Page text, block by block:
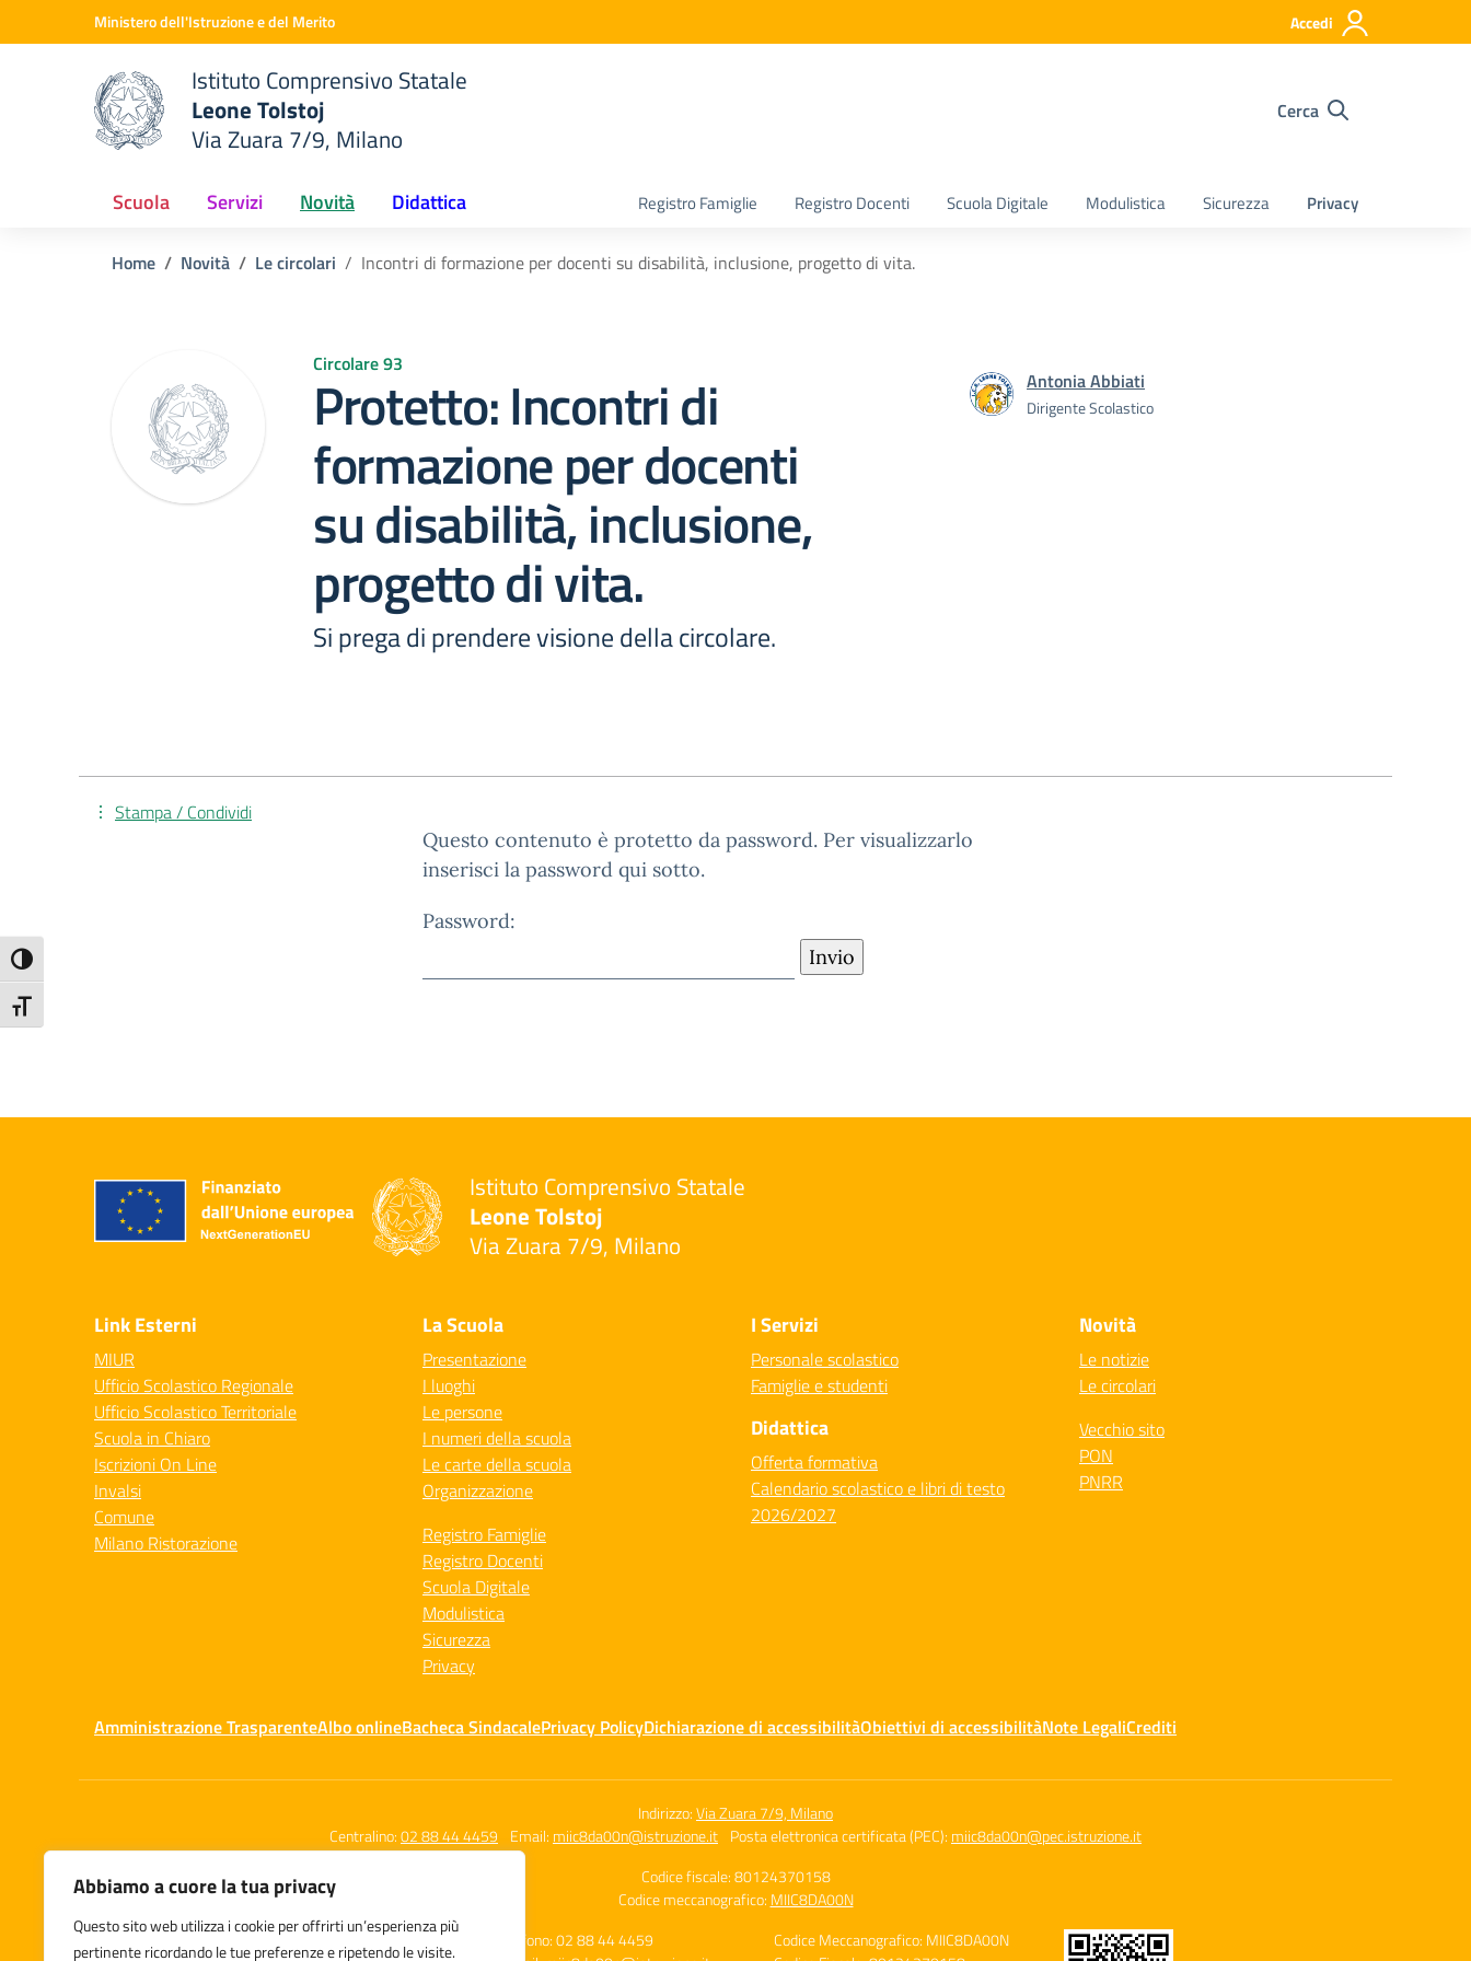
Abbiamo a cuore la tua privacy
Questo sito web utilizza i cookie per offrirti un’esperienza più
pertinente ricordando le tue preferenze e ripetendo le visite.
Attiva/disattiva alto contrasto
Attiva/disattiva dimensione testo
Vai ai contenuti
Vai al menu di navigazioneMinistero dell'Istruzione e del Merito Accedi
scuola
Istituto Comprensivo Statale
Leone Tolstoj
Via Zuara 7/9, Milano
Cerca
Scuola Servizi Novità Didattica Registro Famiglie Registro Docenti Scuola Digitale Modulistica Sicurezza Privacy
Home Novità Le circolari Incontri di formazione per docenti su disabilità, inclusione, progetto di vita.
Circolare 93
Protetto: Incontri di
formazione per docenti
su disabilità, inclusione,
progetto di vita.
Si prega di prendere visione della circolare.
Antonia Abbiati
Dirigente Scolastico
Questo contenuto è protetto da password. Per visualizzarlo
inserisci la password qui sotto.
Password:
Stampa / Condividi
Istituto Comprensivo Statale
Leone Tolstoj
Via Zuara 7/9, Milano
Link Esterni
MIUR
Ufficio Scolastico Regionale
Ufficio Scolastico Territoriale
Scuola in Chiaro
Iscrizioni On Line
Invalsi
Comune
Milano Ristorazione
La Scuola
Presentazione
I luoghi
Le persone
I numeri della scuola
Le carte della scuola
Organizzazione
Registro Famiglie
Registro Docenti
Scuola Digitale
Modulistica
Sicurezza
Privacy
I Servizi
Personale scolastico
Famiglie e studenti
Didattica
Offerta formativa
Calendario scolastico e libri di testo
2026/2027
Novità
Le notizie
Le circolari
Vecchio sito
PON
PNRR
Amministrazione TrasparenteAlbo onlineBacheca SindacalePrivacy PolicyDichiarazione di accessibilitàObiettivi di accessibilitàNote LegaliCrediti
Indirizzo:Via Zuara 7/9, Milano
Centralino:02 88 44 4459 Email: miic8da00n@istruzione.it Posta elettronica certificata (PEC): miic8da00n@pec.istruzione.it
Codice fiscale: 80124370158
Codice meccanografico: MIIC8DA00N
Istituto Comprensivo Statale
Telefono: 02 88 44 4459
Codice Meccanografico: MIIC8DA00N